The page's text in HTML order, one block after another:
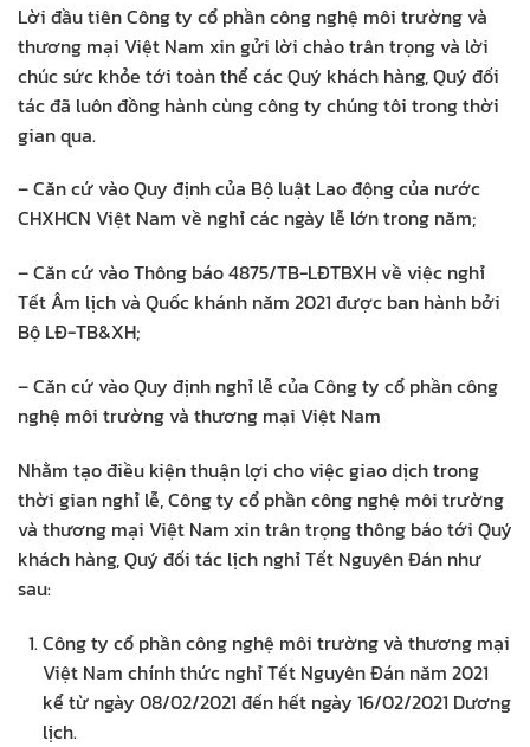
Lời đầu tiên Công ty cổ phần công nghệ môi trường và
thương mại Việt Nam xin gửi lời chào trân trọng và lời
chúc sức khỏe tới toàn thể các Quý khách hàng, Quý đối
tác đã luôn đồng hành cùng công ty chúng tôi trong thời
gian qua.
– Căn cứ vào Quy định của Bộ luật Lao động của nước
CHXHCN Việt Nam về nghỉ các ngày lễ lớn trong năm;
– Căn cứ vào Thông báo 4875/TB-LĐTBXH về việc nghỉ
Tết Âm lịch và Quốc khánh năm 2021 được ban hành bởi
Bộ LĐ-TB&XH;
– Căn cứ vào Quy định nghỉ lễ của Công ty cổ phần công
nghệ môi trường và thương mại Việt Nam
Nhằm tạo điều kiện thuận lợi cho việc giao dịch trong
thời gian nghỉ lễ, Công ty cổ phần công nghệ môi trường
và thương mại Việt Nam xin trân trọng thông báo tới Quý
khách hàng, Quý đối tác lịch nghỉ Tết Nguyên Đán như
sau:
Công ty cổ phần công nghệ môi trường và thương mại
Việt Nam chính thức nghỉ Tết Nguyên Đán năm 2021
kể từ ngày 08/02/2021 đến hết ngày 16/02/2021 Dương
lịch.